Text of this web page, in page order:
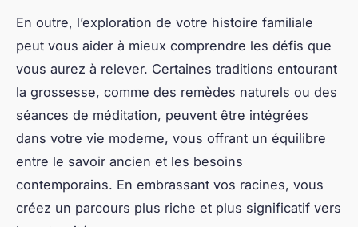
En outre, l’exploration de votre histoire familiale
peut vous aider à mieux comprendre les défis que
vous aurez à relever. Certaines traditions entourant
la grossesse, comme des remèdes naturels ou des
séances de méditation, peuvent être intégrées
dans votre vie moderne, vous offrant un équilibre
entre le savoir ancien et les besoins
contemporains. En embrassant vos racines, vous
créez un parcours plus riche et plus significatif vers